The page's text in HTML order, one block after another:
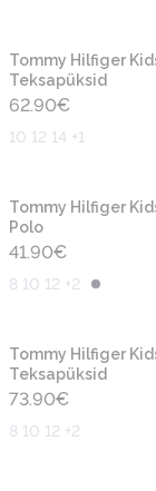
Tommy Hilfiger
Teksapüksid
62.90€
10 12 14 +1
Tommy Hilfiger
Polo
41.90€
8 10 12 +2
Tommy Hilfiger
Teksapüksid
73.90€
8 10 12 +2